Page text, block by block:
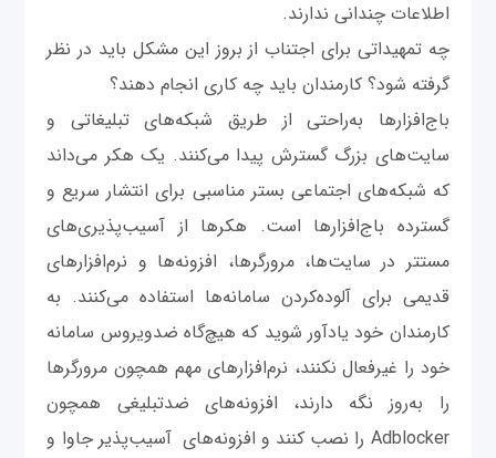
اطلاعات چندانی ندارند.
چه تمهیداتی برای اجتناب از بروز این مشکل باید در نظر
گرفته شود؟ کارمندان باید چه کاری انجام دهند؟
باج‌افزارها به‌راحتی از طریق شبکه‌های تبلیغاتی و
سایت‌های بزرگ گسترش پیدا می‌کنند. یک هکر می‌داند
که شبکه‌های اجتماعی بستر مناسبی برای انتشار سریع و
گسترده باج‌افزارها است. هکرها از آسیب‌پذیری‌های
مستتر در سایت‌ها، مرورگرها، افزونه‌ها و نرم‌افزارهای
قدیمی برای آلوده‌کردن سامانه‌ها استفاده می‌کنند. به
کارمندان خود یادآور شوید که هیچ‌گاه ضدویروس سامانه
خود را غیرفعال نکنند، نرم‌افزارهای مهم همچون مرورگرها
را به‌روز نگه دارند، افزونه‌های ضدتبلیغی همچون
Adblocker را نصب کنند و افزونه‌های آسیب‌پذیر جاوا و